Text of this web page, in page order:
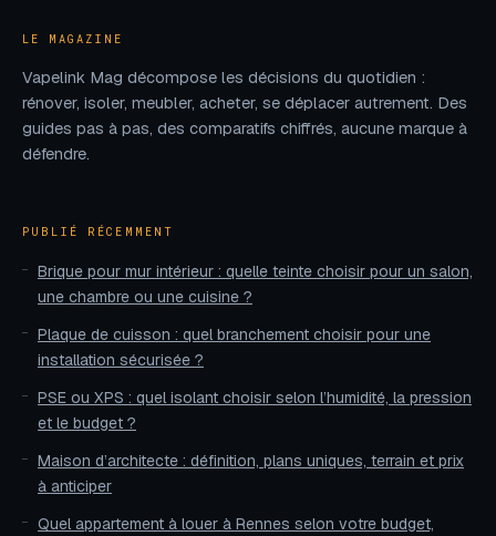
LE MAGAZINE
Vapelink Mag décompose les décisions du quotidien :
rénover, isoler, meubler, acheter, se déplacer autrement. Des
guides pas à pas, des comparatifs chiffrés, aucune marque à
défendre.
PUBLIÉ RÉCEMMENT
Brique pour mur intérieur : quelle teinte choisir pour un salon,
une chambre ou une cuisine ?
Plaque de cuisson : quel branchement choisir pour une
installation sécurisée ?
PSE ou XPS : quel isolant choisir selon l’humidité, la pression
et le budget ?
Maison d’architecte : définition, plans uniques, terrain et prix
à anticiper
Quel appartement à louer à Rennes selon votre budget,